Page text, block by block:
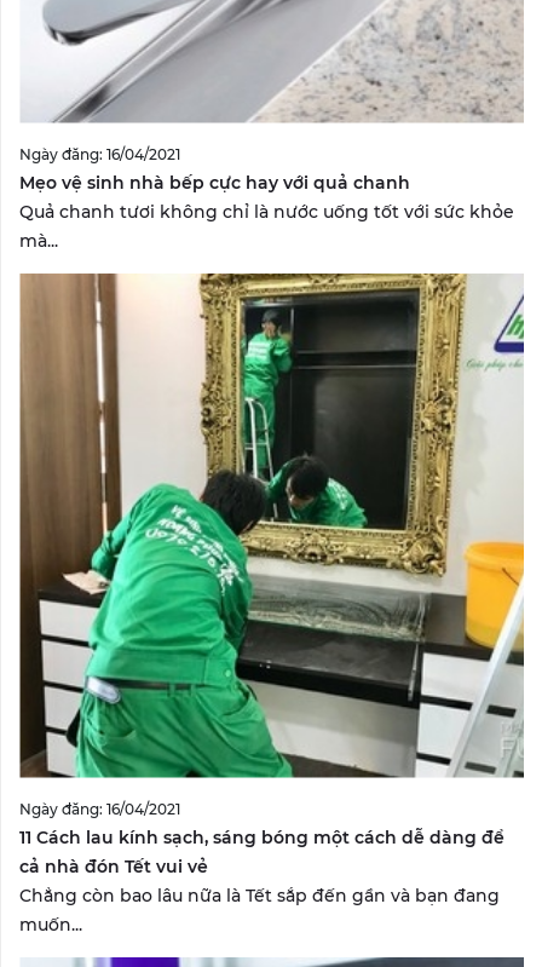
Ngày đăng: 16/04/2021
Mẹo vệ sinh nhà bếp cực hay với quả chanh
Quả chanh tươi không chỉ là nước uống tốt với sức khỏe
mà...
Ngày đăng: 16/04/2021
11 Cách lau kính sạch, sáng bóng một cách dễ dàng để
cả nhà đón Tết vui vẻ
Chẳng còn bao lâu nữa là Tết sắp đến gần và bạn đang
muốn...